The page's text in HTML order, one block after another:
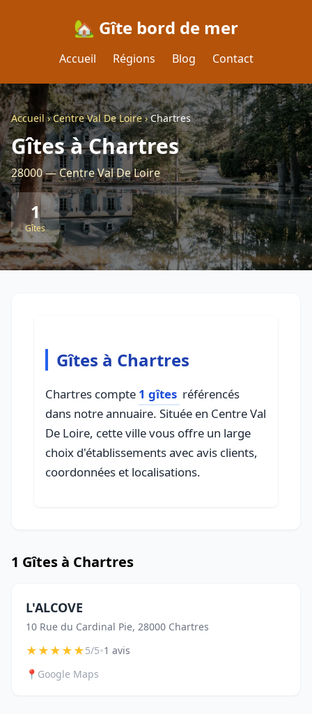
🏡 Gîte bord de mer
Accueil Régions Blog Contact
Accueil›Centre Val De Loire›Chartres
Gîtes à Chartres
28000 — Centre Val De Loire
1
Gîtes
Gîtes à Chartres
Chartres compte 1 gîtes référencés
dans notre annuaire. Située en Centre Val
De Loire, cette ville vous offre un large
choix d'établissements avec avis clients,
coordonnées et localisations.
1 Gîtes à Chartres
L'ALCOVE
10 Rue du Cardinal Pie, 28000 Chartres
★★★★★5/5•1 avis
📍 Google Maps